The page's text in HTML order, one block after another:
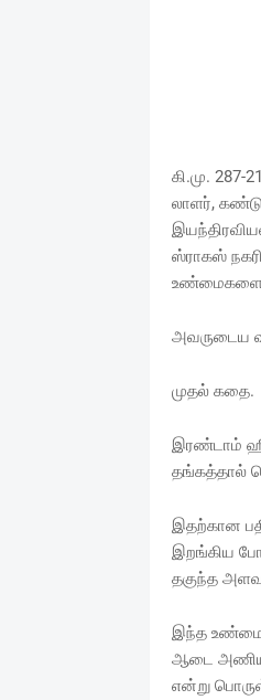
கி.மு.
லாளர்,
ஸ்ராகஸ்
உண்மைகளை
அவருடைய
முதல் கதை.
இரண்டாம்
தங்கத்தால்
இதற்கான
இறங்கிய
தகுந்த
இந்த
ஆடை
என்று